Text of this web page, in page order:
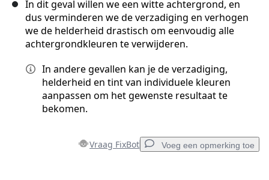
In dit geval willen we een witte achtergrond, en
dus verminderen we de verzadiging en verhogen
we de helderheid drastisch om eenvoudig alle
achtergrondkleuren te verwijderen.
In andere gevallen kan je de verzadiging,
helderheid en tint van individuele kleuren
aanpassen om het gewenste resultaat te
bekomen.
Vraag FixBot Voeg een opmerking toe